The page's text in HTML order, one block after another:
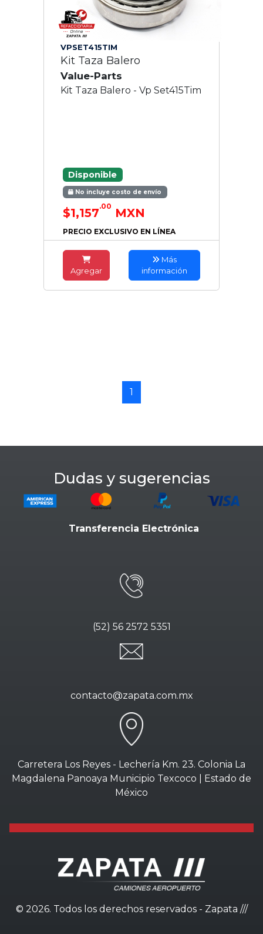
VPSET415TIM
Kit Taza Balero
Value-Parts
Kit Taza Balero - Vp Set415Tim
Disponible
No incluye costo de envío
$1,157.00 MXN
PRECIO EXCLUSIVO EN LÍNEA
Agregar
Más
información
1
Dudas y sugerencias
Transferencia Electrónica
(52) 56 2572 5351
contacto@zapata.com.mx
Carretera Los Reyes - Lechería Km. 23. Colonia La
Magdalena Panoaya Municipio Texcoco | Estado de
México
© 2026. Todos los derechos reservados - Zapata ///